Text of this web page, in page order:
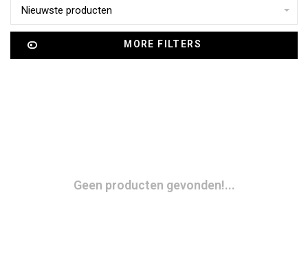
Nieuwste producten
MORE FILTERS
Geen producten gevonden!...